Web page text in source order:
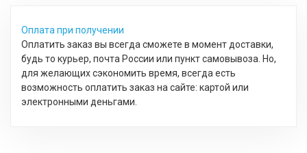
Оплата при получении
Оплатить заказ вы всегда сможете в момент доставки,
будь то курьер, почта России или пункт самовывоза. Но,
для желающих сэкономить время, всегда есть
возможность оплатить заказ на сайте: картой или
электронными деньгами.